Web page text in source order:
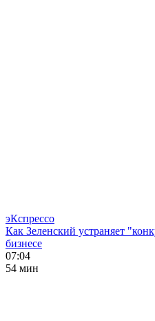
эКспрессо
Как Зеленский устраняет
бизнесе
07:04
54 мин